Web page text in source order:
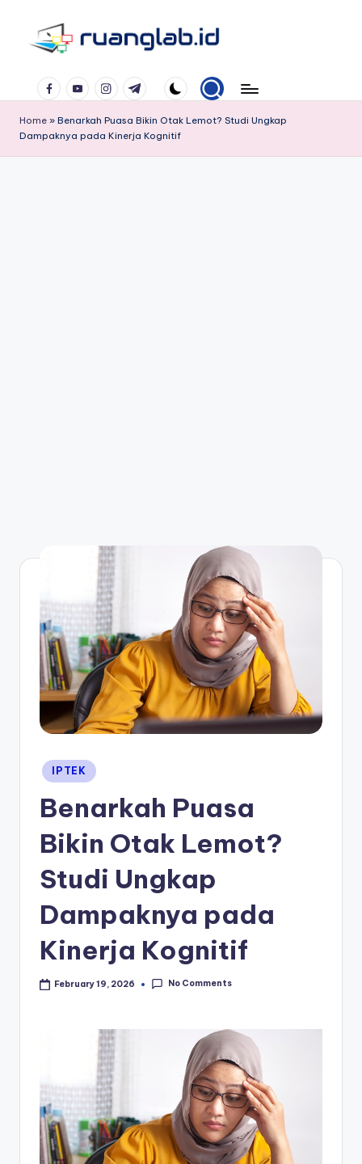
Klik
Banyak
Manfaat
FacebookYouTubeInstagramTelegram
Home » Benarkah Puasa Bikin Otak Lemot? Studi Ungkap
Dampaknya pada Kinerja Kognitif
Posted
in
IPTEK
Benarkah Puasa
Bikin Otak Lemot?
Studi Ungkap
Dampaknya pada
Kinerja Kognitif
February 19, 2026 No Comments